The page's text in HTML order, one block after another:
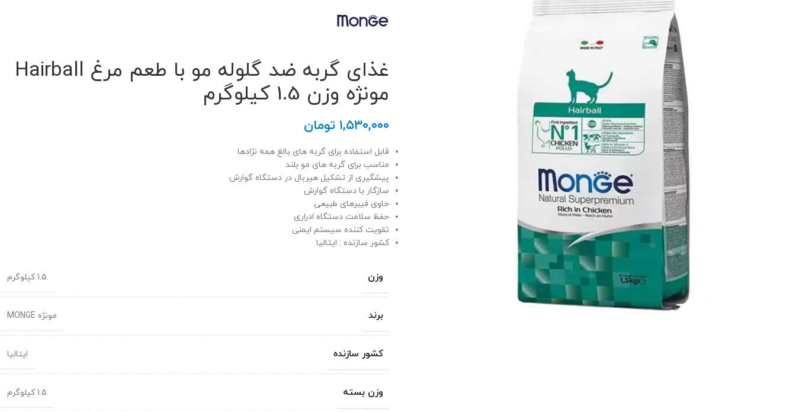
غذای گربه ضد گلوله مو با طعم مرغ Hairball
مونژه وزن 1.5 کیلوگرم
۱,۵۳۰,۰۰۰ تومان
قابل استفاده برای گربه های بالغ همه نژادها
مناسب برای گربه های مو بلند
پیشگیری از تشکیل هیربال در دستگاه گوارش
سازگار با دستگاه گوارش
حاوی فیبرهای طبیعی
حفظ سلامت دستگاه ادراری
تقویت کننده سیستم ایمنی
کشور سازنده : ایتالیا
وزن 1.5 کیلوگرم
برند مونژه MONGE
کشور سازنده ایتالیا
وزن بسته 1.5 کیلوگرم